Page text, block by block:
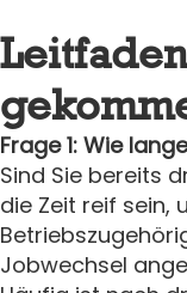
Frage 1: Wie
Sind Sie bereits
die Zeit reif sein,
Jobwechsel